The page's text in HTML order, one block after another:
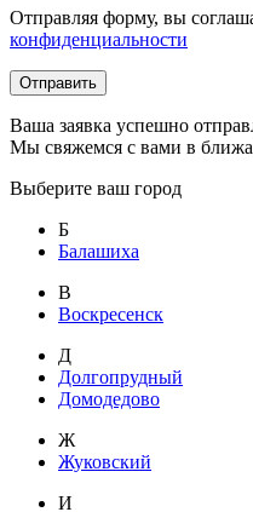
Отправляя форму, вы
конфиденциальности
Отправить
Ваша заявка успешно
Мы свяжемся с вами в
Выберите ваш город
Б
Балашиха
В
Воскресенск
Д
Долгопрудный
Домодедово
Ж
Жуковский
И